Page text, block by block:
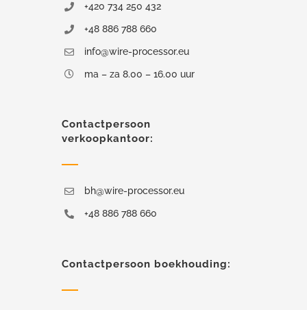
+420 734 250 432
+48 886 788 660
info@wire-processor.eu
ma – za 8.00 – 16.00 uur
Contactpersoon
verkoopkantoor:
bh@wire-processor.eu
+48 886 788 660
Contactpersoon boekhouding: